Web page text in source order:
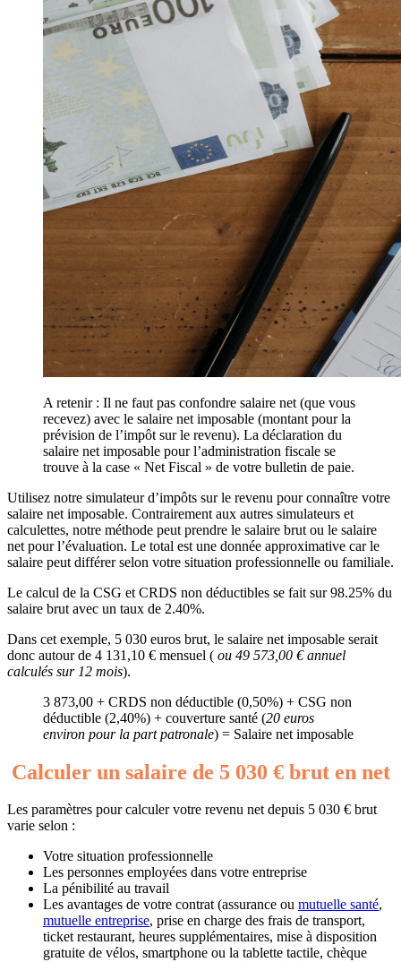
A retenir : Il ne faut pas confondre salaire net (que vous
recevez) avec le salaire net imposable (montant pour la
prévision de l’impôt sur le revenu). La déclaration du
salaire net imposable pour l’administration fiscale se
trouve à la case « Net Fiscal » de votre bulletin de paie.
Utilisez notre simulateur d’impôts sur le revenu pour connaître votre
salaire net imposable. Contrairement aux autres simulateurs et
calculettes, notre méthode peut prendre le salaire brut ou le salaire
net pour l’évaluation. Le total est une donnée approximative car le
salaire peut différer selon votre situation professionnelle ou familiale.
Le calcul de la CSG et CRDS non déductibles se fait sur 98.25% du
salaire brut avec un taux de 2.40%.
Dans cet exemple, 5 030 euros brut, le salaire net imposable serait
donc autour de 4 131,10 € mensuel ( ou 49 573,00 € annuel
calculés sur 12 mois).
3 873,00 + CRDS non déductible (0,50%) + CSG non
déductible (2,40%) + couverture santé (20 euros
environ pour la part patronale) = Salaire net imposable
Calculer un salaire de 5 030 € brut en net
Les paramètres pour calculer votre revenu net depuis 5 030 € brut
varie selon :
Votre situation professionnelle
Les personnes employées dans votre entreprise
La pénibilité au travail
Les avantages de votre contrat (assurance ou mutuelle santé,
mutuelle entreprise, prise en charge des frais de transport,
ticket restaurant, heures supplémentaires, mise à disposition
gratuite de vélos, smartphone ou la tablette tactile, chèque